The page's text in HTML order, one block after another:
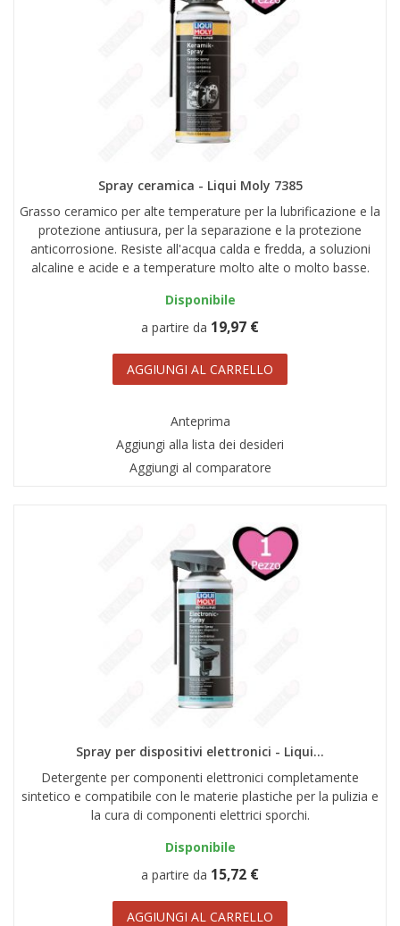
Spray ceramica - Liqui Moly 7385
Grasso ceramico per alte temperature per la lubrificazione e la
protezione antiusura, per la separazione e la protezione
anticorrosione. Resiste all'acqua calda e fredda, a soluzioni
alcaline e acide e a temperature molto alte o molto basse.
Disponibile
a partire da 19,97 €
AGGIUNGI AL CARRELLO
Anteprima
Aggiungi alla lista dei desideri
Aggiungi al comparatore
Spray per dispositivi elettronici - Liqui...
Detergente per componenti elettronici completamente
sintetico e compatibile con le materie plastiche per la pulizia e
la cura di componenti elettrici sporchi.
Disponibile
a partire da 15,72 €
AGGIUNGI AL CARRELLO